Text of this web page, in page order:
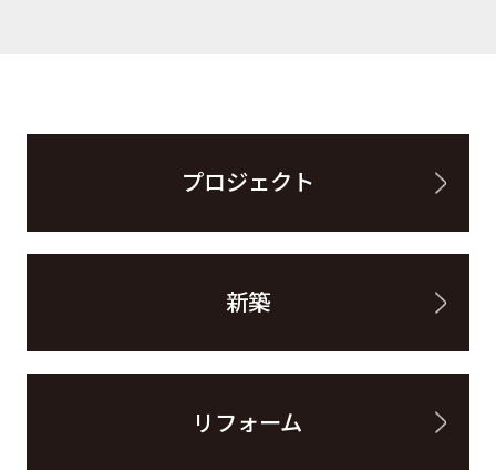
プロジェクト
新築
リフォーム